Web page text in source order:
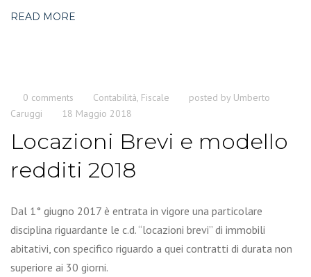
READ MORE
0 comments Contabilità, Fiscale posted by Umberto
Caruggi
18 Maggio 2018
Locazioni Brevi e modello
redditi 2018
Dal 1° giugno 2017 è entrata in vigore una particolare
disciplina riguardante le c.d. “locazioni brevi” di immobili
abitativi, con specifico riguardo a quei contratti di durata non
superiore ai 30 giorni.